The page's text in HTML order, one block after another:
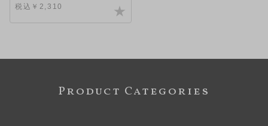
税込￥2,310
Product Categories